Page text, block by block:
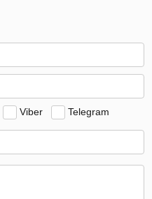
Viber Telegram